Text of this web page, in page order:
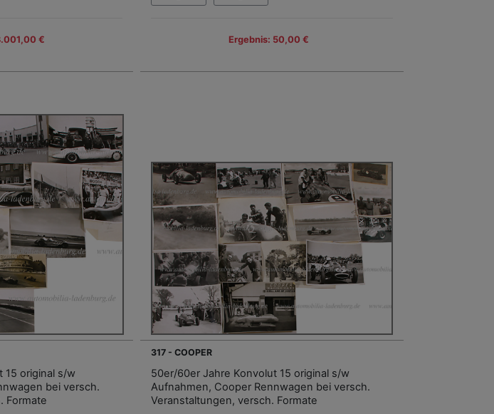
€ Ergebnis: 50,00 €
15 original s/w
bei versch.
Formate
317 - COOPER
50er/60er Jahre Konvolut 15 original s/w
Aufnahmen, Cooper Rennwagen bei versch.
Veranstaltungen, versch. Formate